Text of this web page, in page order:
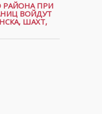
РАЙОНА ПРИ
ВОЙДУТ
ШАХТ,